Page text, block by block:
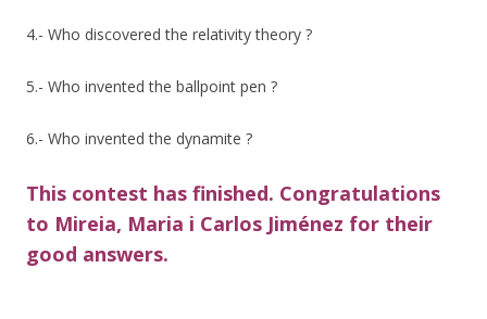
4.- Who discovered the relativity theory ?
5.- Who invented the ballpoint pen ?
6.- Who invented the dynamite ?
This contest has finished. Congratulations
to Mireia, Maria i Carlos Jiménez for their
good answers.